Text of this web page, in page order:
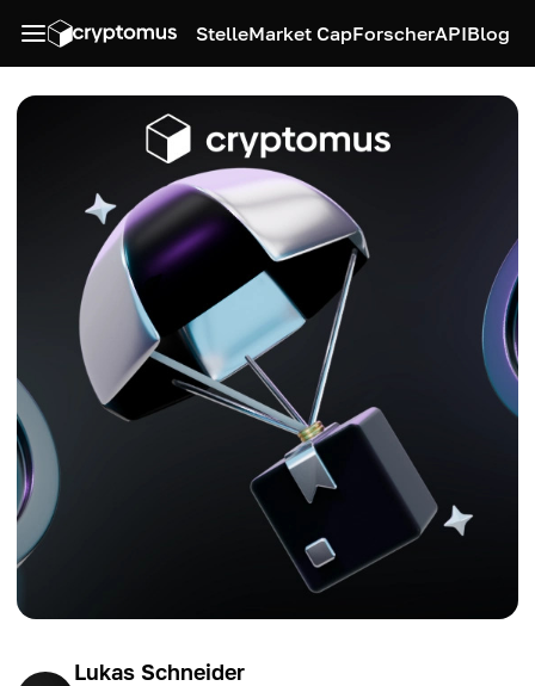
StelleMarket CapForscherAPIBlog
Lukas Schneider